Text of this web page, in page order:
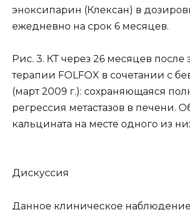
эноксипарин (Клексан) в
ежедневно на срок 6 месяцев.
Рис. 3. КТ через 26 месяцев
терапии FOLFOX в сочетании с
(март 2009 г.): сохраняющаяся
регрессия метастазов в печени.
кальцината на месте одного из
Дискуссия
Данное клиническое наблюдение